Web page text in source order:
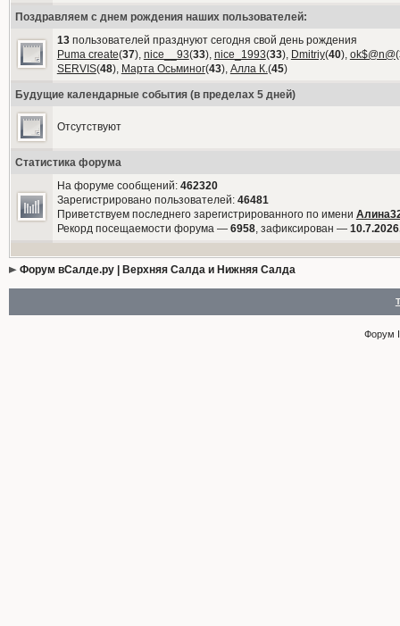
Поздравляем с днем рождения наших пользователей:
13пользователей празднуют сегодня свой день рождения
Puma create(37), nice__93(33), nice_1993(33), Dmitriy(40), ok$@n@(
SERVIS(48), Марта Осьминог(43), Алла К.(45)
Будущие календарные события (в пределах 5 дней)
Отсутствуют
Статистика форума
На форуме сообщений: 462320
Зарегистрировано пользователей: 46481
Приветствуем последнего зарегистрированного по имени
Рекорд посещаемости форума — 6958, зафиксирован —
Форум вСалде.ру | Верхняя Салда и Нижняя Салда
Форум